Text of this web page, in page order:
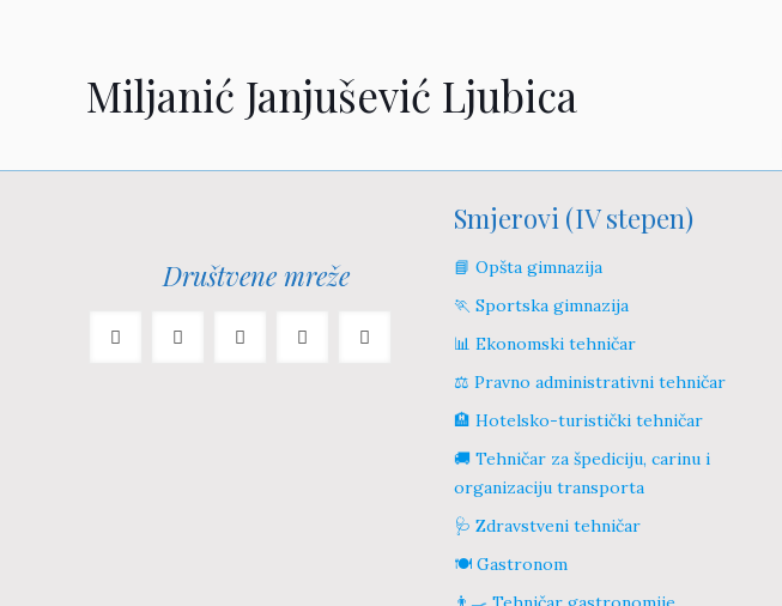
Miljanić Janjušević Ljubica
Društvene mreže
Smjerovi (IV stepen)
📘 Opšta gimnazija
🏃 Sportska gimnazija
📊 Ekonomski tehničar
⚖️ Pravno administrativni tehničar
🏨 Hotelsko-turistički tehničar
🚚 Tehničar za špediciju, carinu i
organizaciju transporta
🩺 Zdravstveni tehničar
🍽️ Gastronom